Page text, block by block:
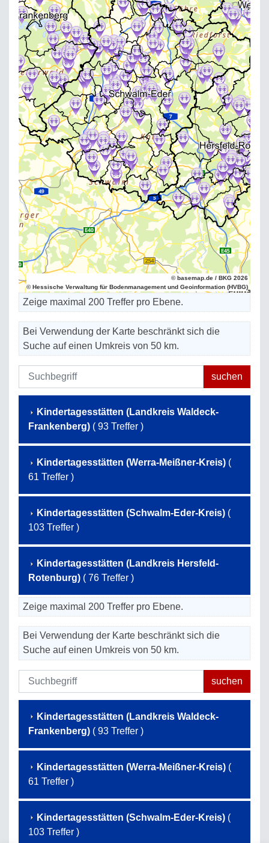
© basemap.de / BKG 2026
© Hessische Verwaltung für Bodenmanagement und Geoinformation (HVBG)
Zeige maximal 200 Treffer pro Ebene.
Bei Verwendung der Karte beschränkt sich die
Suche auf einen Umkreis von 50 km.
Kindertagesstätten (Landkreis Waldeck-
Frankenberg) ( 93 Treffer )
Kindertagesstätten (Werra-Meißner-Kreis) (
61 Treffer )
Kindertagesstätten (Schwalm-Eder-Kreis) (
103 Treffer )
Kindertagesstätten (Landkreis Hersfeld-
Rotenburg) ( 76 Treffer )
Zeige maximal 200 Treffer pro Ebene.
Bei Verwendung der Karte beschränkt sich die
Suche auf einen Umkreis von 50 km.
Kindertagesstätten (Landkreis Waldeck-
Frankenberg) ( 93 Treffer )
Kindertagesstätten (Werra-Meißner-Kreis) (
61 Treffer )
Kindertagesstätten (Schwalm-Eder-Kreis) (
103 Treffer )